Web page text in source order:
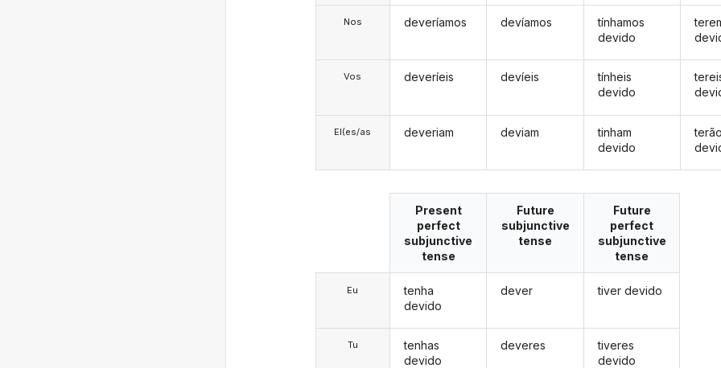
Nos
Vos
El(es/as
deveríamos
deveríeis
deveriam
devíamos
devíeis
deviam
tínhamos
devido
tínheis
devido
tinham
devido
Eu
Tu
Present
perfect
subjunctive
tense
tenha
devido
tenhas
devido
Future
subjunctive
tense
dever
deveres
Future
perfect
subjunctive
tense
tiver devido
tiveres
devido